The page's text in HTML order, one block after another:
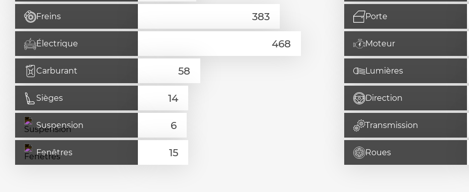
Freins Porte
Électrique Moteur
Carburant Lumières
Sièges Direction
Suspension Transmission
Fenêtres Roues